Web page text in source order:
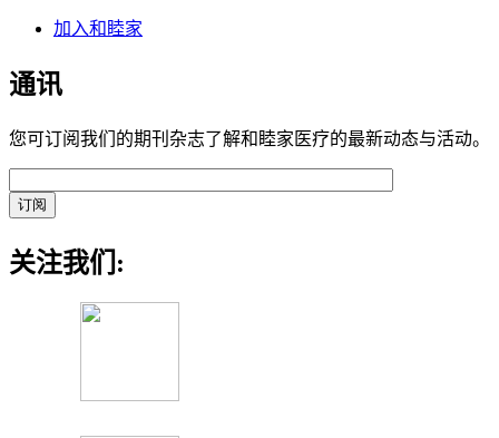
加入和睦家
通讯
您可订阅我们的期刊杂志了解和睦家医疗的最新动态与活动。
关注我们: